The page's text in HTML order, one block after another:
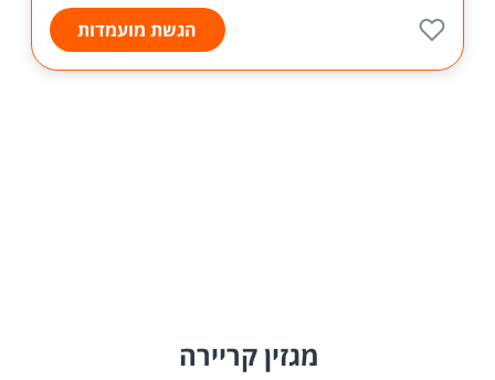
הגשת מועמדות
מגזין קריירה